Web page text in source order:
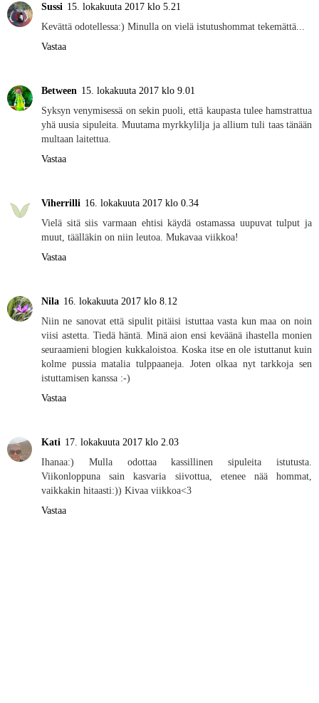
Sussi 15. lokakuuta 2017 klo 5.21
Kevättä odotellessa:) Minulla on vielä istutushommat tekemättä...
Vastaa
Between 15. lokakuuta 2017 klo 9.01
Syksyn venymisessä on sekin puoli, että kaupasta tulee hamstrattua
yhä uusia sipuleita. Muutama myrkkylilja ja allium tuli taas tänään
multaan laitettua.
Vastaa
Viherrilli 16. lokakuuta 2017 klo 0.34
Vielä sitä siis varmaan ehtisi käydä ostamassa uupuvat tulput ja
muut, täälläkin on niin leutoa. Mukavaa viikkoa!
Vastaa
Nila 16. lokakuuta 2017 klo 8.12
Niin ne sanovat että sipulit pitäisi istuttaa vasta kun maa on noin
viisi astetta. Tiedä häntä. Minä aion ensi keväänä ihastella monien
seuraamieni blogien kukkaloistoa. Koska itse en ole istuttanut kuin
kolme pussia matalia tulppaaneja. Joten olkaa nyt tarkkoja sen
istuttamisen kanssa :-)
Vastaa
Kati 17. lokakuuta 2017 klo 2.03
Ihanaa:) Mulla odottaa kassillinen sipuleita istutusta.
Viikonloppuna sain kasvaria siivottua, etenee nää hommat,
vaikkakin hitaasti:)) Kivaa viikkoa<3
Vastaa